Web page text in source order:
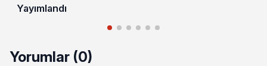
Yayımlandı
Yorumlar (0)